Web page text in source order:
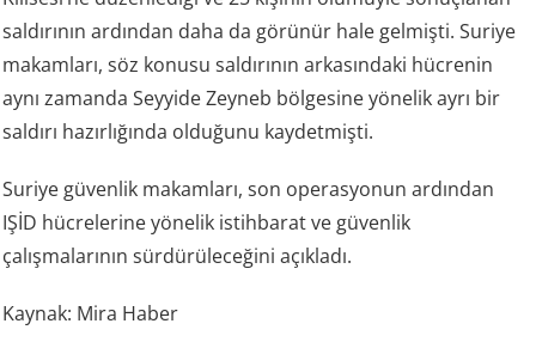
saldırının ardından daha da görünür hale gelmişti. Suriye
makamları, söz konusu saldırının arkasındaki hücrenin
aynı zamanda Seyyide Zeyneb bölgesine yönelik ayrı bir
saldırı hazırlığında olduğunu kaydetmişti.
Suriye güvenlik makamları, son operasyonun ardından
IŞİD hücrelerine yönelik istihbarat ve güvenlik
çalışmalarının sürdürüleceğini açıkladı.
Kaynak: Mira Haber